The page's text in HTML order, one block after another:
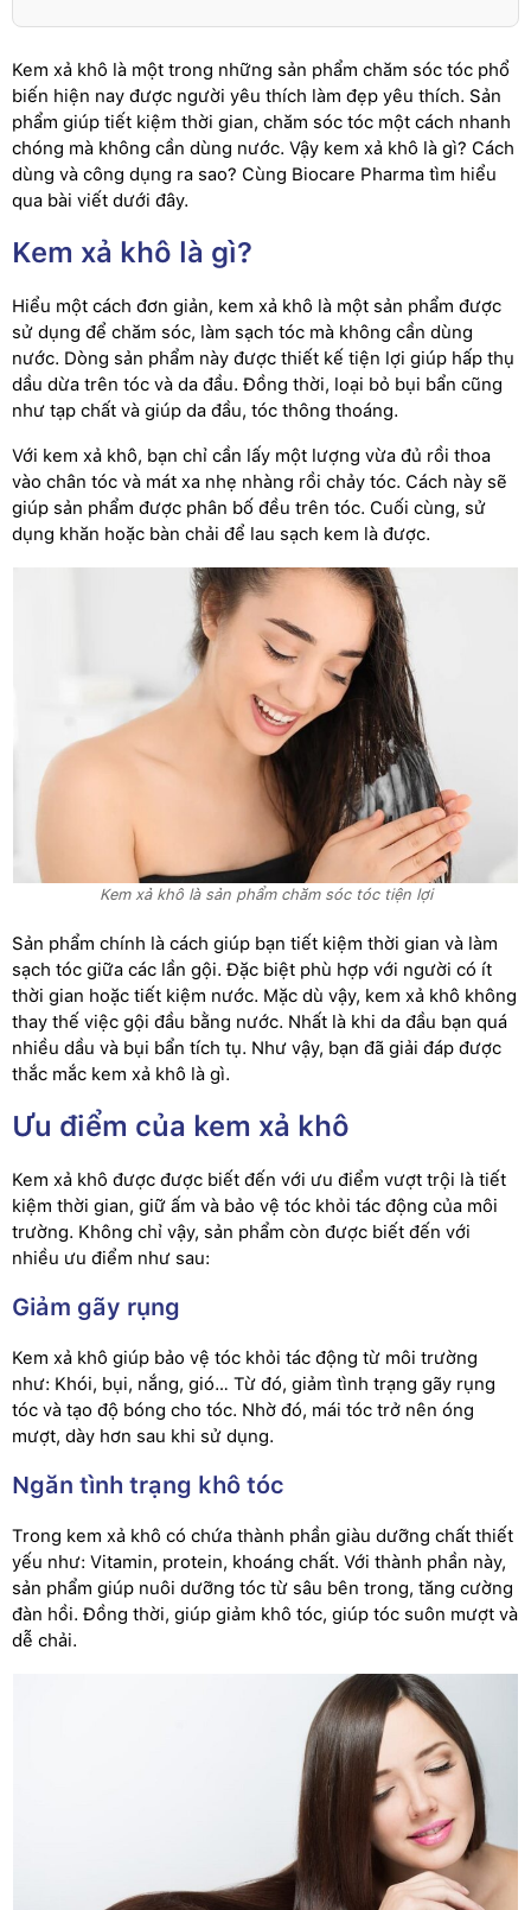
Kem xả khô là một trong những sản phẩm chăm sóc tóc phổ
biến hiện nay được người yêu thích làm đẹp yêu thích. Sản
phẩm giúp tiết kiệm thời gian, chăm sóc tóc một cách nhanh
chóng mà không cần dùng nước. Vậy kem xả khô là gì? Cách
dùng và công dụng ra sao? Cùng Biocare Pharma tìm hiểu
qua bài viết dưới đây.
Kem xả khô là gì?
Hiểu một cách đơn giản, kem xả khô là một sản phẩm được
sử dụng để chăm sóc, làm sạch tóc mà không cần dùng
nước. Dòng sản phẩm này được thiết kế tiện lợi giúp hấp thụ
dầu dừa trên tóc và da đầu. Đồng thời, loại bỏ bụi bẩn cũng
như tạp chất và giúp da đầu, tóc thông thoáng.
Với kem xả khô, bạn chỉ cần lấy một lượng vừa đủ rồi thoa
vào chân tóc và mát xa nhẹ nhàng rồi chảy tóc. Cách này sẽ
giúp sản phẩm được phân bố đều trên tóc. Cuối cùng, sử
dụng khăn hoặc bàn chải để lau sạch kem là được.
Kem xả khô là sản phẩm chăm sóc tóc tiện lợi
Sản phẩm chính là cách giúp bạn tiết kiệm thời gian và làm
sạch tóc giữa các lần gội. Đặc biệt phù hợp với người có ít
thời gian hoặc tiết kiệm nước. Mặc dù vậy, kem xả khô không
thay thế việc gội đầu bằng nước. Nhất là khi da đầu bạn quá
nhiều dầu và bụi bẩn tích tụ. Như vậy, bạn đã giải đáp được
thắc mắc kem xả khô là gì.
Ưu điểm của kem xả khô
Kem xả khô được được biết đến với ưu điểm vượt trội là tiết
kiệm thời gian, giữ ấm và bảo vệ tóc khỏi tác động của môi
trường. Không chỉ vậy, sản phẩm còn được biết đến với
nhiều ưu điểm như sau:
Giảm gãy rụng
Kem xả khô giúp bảo vệ tóc khỏi tác động từ môi trường
như: Khói, bụi, nắng, gió… Từ đó, giảm tình trạng gãy rụng
tóc và tạo độ bóng cho tóc. Nhờ đó, mái tóc trở nên óng
mượt, dày hơn sau khi sử dụng.
Ngăn tình trạng khô tóc
Trong kem xả khô có chứa thành phần giàu dưỡng chất thiết
yếu như: Vitamin, protein, khoáng chất. Với thành phần này,
sản phẩm giúp nuôi dưỡng tóc từ sâu bên trong, tăng cường
đàn hồi. Đồng thời, giúp giảm khô tóc, giúp tóc suôn mượt và
dễ chải.